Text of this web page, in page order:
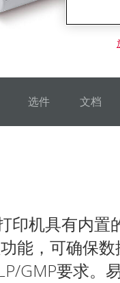
选件 文档
印机具有内置
能，可确保数
GMP要求。